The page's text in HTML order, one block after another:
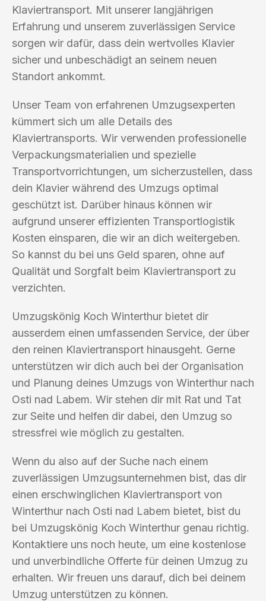
Klaviertransport. Mit unserer langjährigen
Erfahrung und unserem zuverlässigen Service
sorgen wir dafür, dass dein wertvolles Klavier
sicher und unbeschädigt an seinem neuen
Standort ankommt.
Unser Team von erfahrenen Umzugsexperten
kümmert sich um alle Details des
Klaviertransports. Wir verwenden professionelle
Verpackungsmaterialien und spezielle
Transportvorrichtungen, um sicherzustellen, dass
dein Klavier während des Umzugs optimal
geschützt ist. Darüber hinaus können wir
aufgrund unserer effizienten Transportlogistik
Kosten einsparen, die wir an dich weitergeben.
So kannst du bei uns Geld sparen, ohne auf
Qualität und Sorgfalt beim Klaviertransport zu
verzichten.
Umzugskönig Koch Winterthur bietet dir
ausserdem einen umfassenden Service, der über
den reinen Klaviertransport hinausgeht. Gerne
unterstützen wir dich auch bei der Organisation
und Planung deines Umzugs von Winterthur nach
Osti nad Labem. Wir stehen dir mit Rat und Tat
zur Seite und helfen dir dabei, den Umzug so
stressfrei wie möglich zu gestalten.
Wenn du also auf der Suche nach einem
zuverlässigen Umzugsunternehmen bist, das dir
einen erschwinglichen Klaviertransport von
Winterthur nach Osti nad Labem bietet, bist du
bei Umzugskönig Koch Winterthur genau richtig.
Kontaktiere uns noch heute, um eine kostenlose
und unverbindliche Offerte für deinen Umzug zu
erhalten. Wir freuen uns darauf, dich bei deinem
Umzug unterstützen zu können.